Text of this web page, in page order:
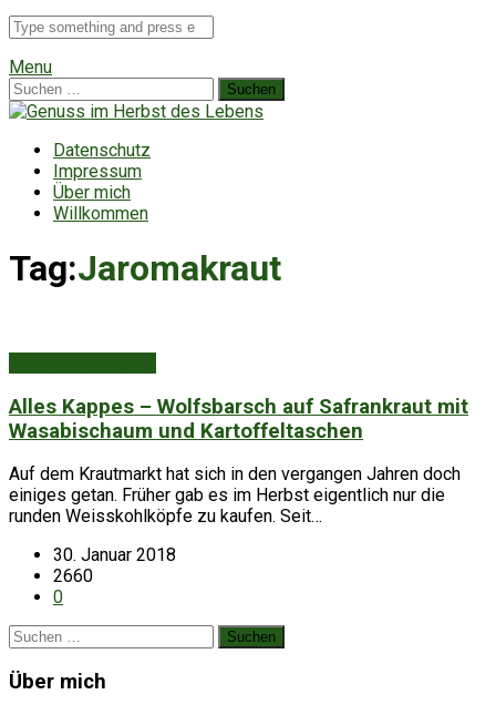
Suche
für
Menu
Suchen
nach:
Datenschutz
Impressum
Über mich
Willkommen
Tag:Jaromakraut
Alles Kappes – Wolfsbarsch auf Safrankraut mit
Wasabischaum und Kartoffeltaschen
Auf dem Krautmarkt hat sich in den vergangen Jahren doch
einiges getan. Früher gab es im Herbst eigentlich nur die
runden Weisskohlköpfe zu kaufen. Seit…
30. Januar 2018
2660
0
Suchen
Über mich